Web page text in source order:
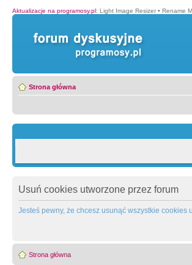
Aktualizacje na programosy.pl: Light Image Resizer • Rename
Strona główna
Usuń cookies utworzone przez forum
Jesteś pewny, że chcesz usunąć wszystkie cookies
Strona główna